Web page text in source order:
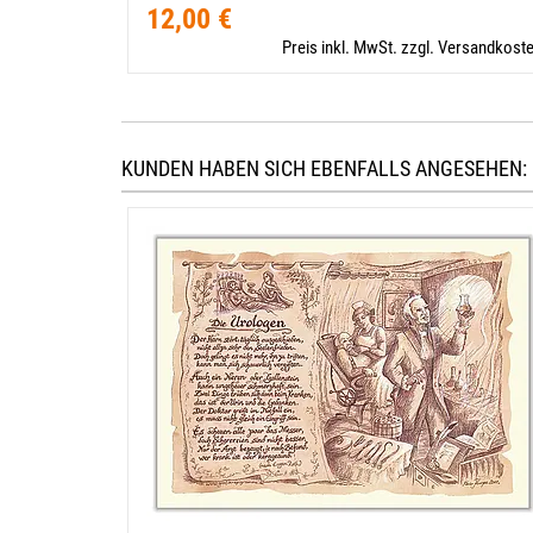
12,00 €
Preis inkl. MwSt. zzgl.
KUNDEN HABEN SICH EBENFALLS ANGESEHEN: